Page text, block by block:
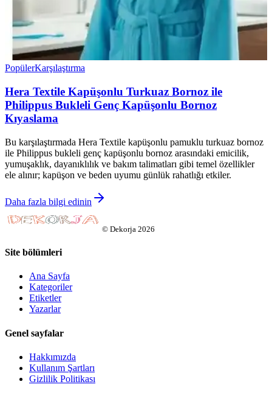
PopülerKarşılaştırma
Hera Textile Kapüşonlu Turkuaz Bornoz ile
Philippus Bukleli Genç Kapüşonlu Bornoz
Kıyaslama
Bu karşılaştırmada Hera Textile kapüşonlu pamuklu turkuaz bornoz
ile Philippus bukleli genç kapüşonlu bornoz arasındaki emicilik,
yumuşaklık, dayanıklılık ve bakım talimatları gibi temel özellikler
ele alınır; kapüşon ve beden uyumu günlük rahatlığı etkiler.
Daha fazla bilgi edinin
© Dekorja 2026
Site bölümleri
Ana Sayfa
Kategoriler
Etiketler
Yazarlar
Genel sayfalar
Hakkımızda
Kullanım Şartları
Gizlilik Politikası